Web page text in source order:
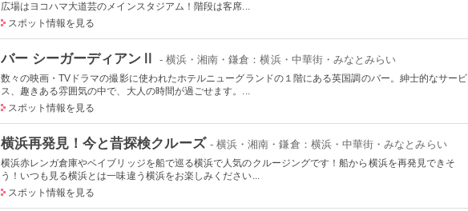
広場はヨコハマ大道芸のメインスタジアム！階段は客席...
スポット情報を見る
バー シーガーディアンⅡ - 横浜・湘南・鎌倉：横浜・中華街・みなとみらい
数々の映画・TVドラマの撮影に使われたホテルニューグランドの１階にある英国調のバー。紳士的なサービ
ス、趣きある雰囲気の中で、大人の時間が過ごせます。...
スポット情報を見る
横浜再発見！今と昔探検クルーズ - 横浜・湘南・鎌倉：横浜・中華街・みなとみらい
横浜赤レンガ倉庫やベイブリッジを船で巡る横浜で人気のクルージングです！船から横浜を再発見できそ
う！いつも見る横浜とは一味違う横浜をお楽しみください...
スポット情報を見る